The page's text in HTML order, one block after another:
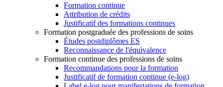
Formation continue
Attribution de crédits
Justificatif des formations continues
Formation postgraduée des professions de soins
Études postdiplômes ES
Reconnaissance de l'équivalence
Formation continue des professions de soins
Recommandations pour la formation
Justificatif de formation continue (e-log)